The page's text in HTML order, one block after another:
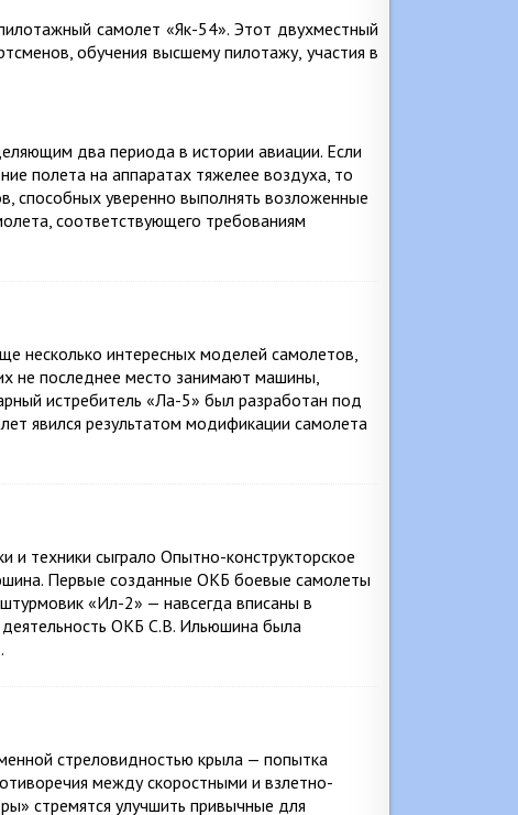
самолет «Як-54». Этот двухместный
обучения высшему пилотажу, участия в
два периода в истории авиации. Если
полета на аппаратах тяжелее воздуха, то
способных уверенно выполнять возложенные
соответствующего требованиям
несколько интересных моделей самолетов,
не последнее место занимают машины,
истребитель «Ла-5» был разработан под
явился результатом модификации самолета
и техники сыграло Опытно-конструкторское
Первые созданные ОКБ боевые самолеты
«Ил-2» — навсегда вписаны в
ОКБ С.В. Ильюшина была
стреловидностью крыла — попытка
между скоростными и взлетно-
стремятся улучшить привычные для